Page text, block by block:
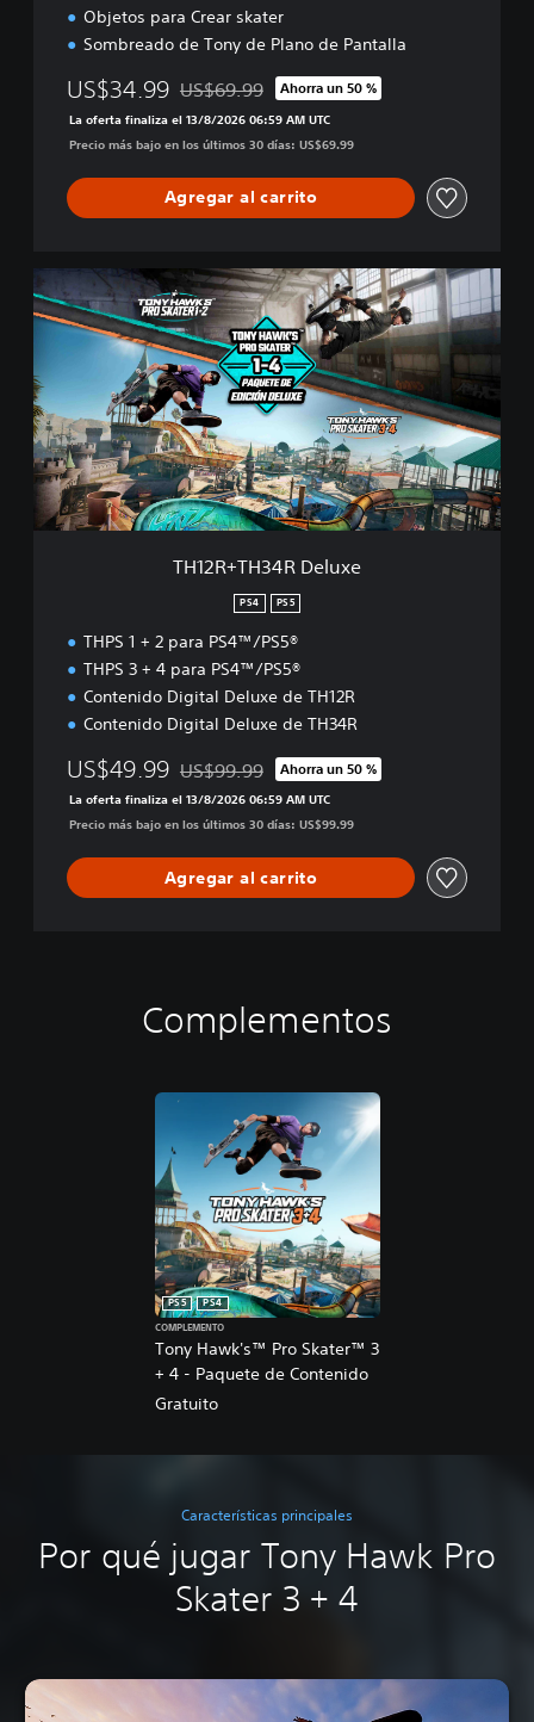
Objetos para Crear skater
Sombreado de Tony de Plano de Pantalla
US$34.99 Rebajado del precio original de US$69.99
US$69.99 Ahorra un 50 %
La oferta finaliza el 13/8/2026 06:59 AM UTC
Precio más bajo en los últimos 30 días: US$69.99
Agregar al carrito
H
1
+
T
H
3
4
D
TH12R+TH34R Deluxe
PS4 PS5
THPS 1 + 2 para PS4™/PS5®
THPS 3 + 4 para PS4™/PS5®
Contenido Digital Deluxe de TH12R
Contenido Digital Deluxe de TH34R
US$49.99 Rebajado del precio original de US$99.99
US$99.99 Ahorra un 50 %
La oferta finaliza el 13/8/2026 06:59 AM UTC
Precio más bajo en los últimos 30 días: US$99.99
Agregar al carrito
Complementos
Tony Hawk's™ Pro Skater™ 3
+ 4 - Paquete de Contenido
PS5
PS4
COMPLEMENTO
Gratuito
Características principales
Por qué jugar Tony Hawk Pro
Skater 3 + 4